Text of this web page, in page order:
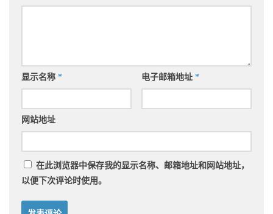
显示名称 * 电子邮箱地址 *
网站地址
在此浏览器中保存我的显示名称、邮箱地址和网站地址，
以便下次评论时使用。